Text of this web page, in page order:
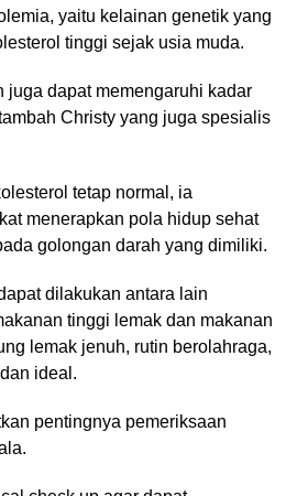
yaitu kelainan genetik yang
tinggi sejak usia muda.
juga dapat memengaruhi kadar
Christy yang juga spesialis
tetap normal, ia
menerapkan pola hidup sehat
golongan darah yang dimiliki.
dilakukan antara lain
tinggi lemak dan makanan
lemak jenuh, rutin berolahraga,
ideal.
pentingnya pemeriksaan